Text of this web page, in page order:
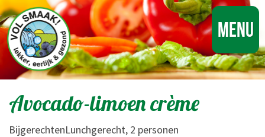
Menu
Avocado-limoen crème
BijgerechtenLunchgerecht, 2 personen